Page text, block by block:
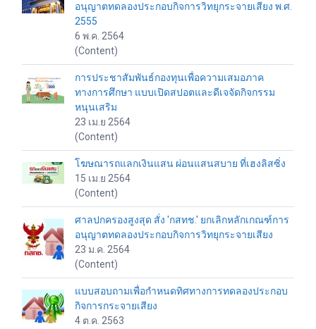
อนุญาตทดลองประกอบกิจการวิทยุกระจายเสียง พ.ศ.
2555
6 พ.ค. 2564
(Content)
การประชาสัมพันธ์กองทุนเพื่อความเสมอภาค
ทางการศึกษา แบบเปิดสปอตและดีเจจัดกิจกรรม
หนุนเสริม
23 เม.ย 2564
(Content)
โฆษณารถแลกเงินแสน ผ่อนแสนสบาย ที่เฮงลิสซิ่ง
15 เม.ย 2564
(Content)
ศาลปกครองสูงสุด สั่ง 'กสทช.' ยกเลิกหลักเกณฑ์การ
อนุญาตทดลองประกอบกิจการวิทยุกระจายเสียง
23 ม.ค. 2564
(Content)
แบบสอบถามเพื่อกำหนดทิศทางการทดลองประกอบ
กิจการกระจายเสียง
4 ต.ค. 2563